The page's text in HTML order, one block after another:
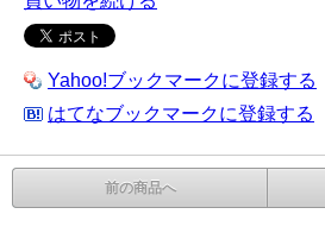
Yahoo!ブックマークに登録する
はてなブックマークに登録する
前の商品へ